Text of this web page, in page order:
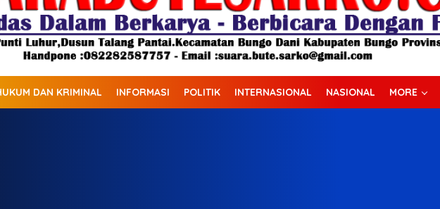
DAN KRIMINAL INFORMASI POLITIK INTERNASIONAL NASIONAL MORE